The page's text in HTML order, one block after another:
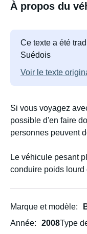
À propos du
Ce texte a été
Suédois
Voir le texte
Si vous voyagez
possible d'en faire
personnes peuvent
Le véhicule pesant
conduire poids lourd
Bienvenue !
Marque et modèle
Année
2008Type